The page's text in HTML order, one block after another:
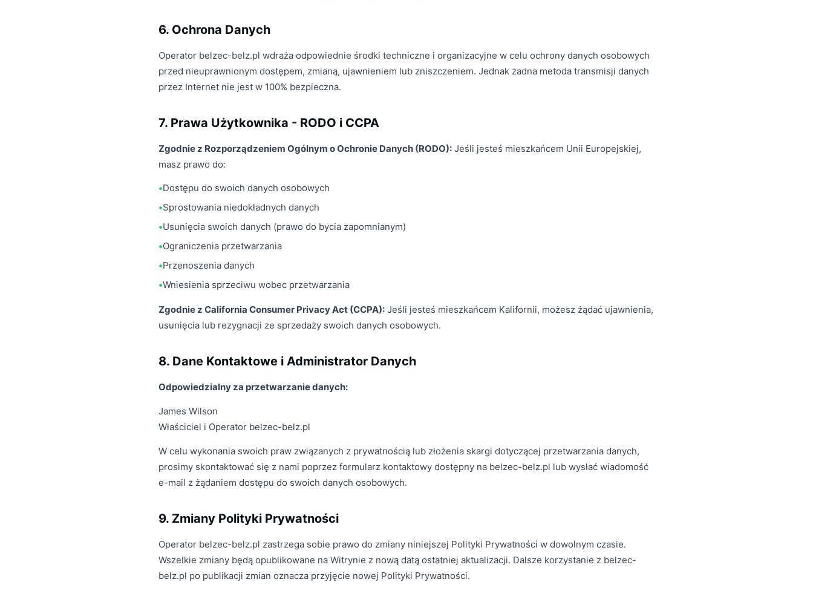
6. Ochrona Danych
Operator belzec-belz.pl wdraża odpowiednie środki techniczne i organizacyjne w celu ochrony danych osobowych
przed nieuprawnionym dostępem, zmianą, ujawnieniem lub zniszczeniem. Jednak żadna metoda transmisji danych
przez Internet nie jest w 100% bezpieczna.
7. Prawa Użytkownika - RODO i CCPA
Zgodnie z Rozporządzeniem Ogólnym o Ochronie Danych (RODO): Jeśli jesteś mieszkańcem Unii Europejskiej,
masz prawo do:
Dostępu do swoich danych osobowych
Sprostowania niedokładnych danych
Usunięcia swoich danych (prawo do bycia zapomnianym)
Ograniczenia przetwarzania
Przenoszenia danych
Wniesienia sprzeciwu wobec przetwarzania
Zgodnie z California Consumer Privacy Act (CCPA): Jeśli jesteś mieszkańcem Kalifornii, możesz żądać ujawnienia,
usunięcia lub rezygnacji ze sprzedaży swoich danych osobowych.
8. Dane Kontaktowe i Administrator Danych
Odpowiedzialny za przetwarzanie danych:
James Wilson
Właściciel i Operator belzec-belz.pl
W celu wykonania swoich praw związanych z prywatnością lub złożenia skargi dotyczącej przetwarzania danych,
prosimy skontaktować się z nami poprzez formularz kontaktowy dostępny na belzec-belz.pl lub wysłać wiadomość
e-mail z żądaniem dostępu do swoich danych osobowych.
9. Zmiany Polityki Prywatności
Operator belzec-belz.pl zastrzega sobie prawo do zmiany niniejszej Polityki Prywatności w dowolnym czasie.
Wszelkie zmiany będą opublikowane na Witrynie z nową datą ostatniej aktualizacji. Dalsze korzystanie z belzec-
belz.pl po publikacji zmian oznacza przyjęcie nowej Polityki Prywatności.